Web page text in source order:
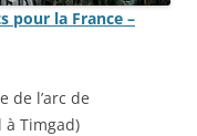
pour la France –
de l’arc de
Timgad)